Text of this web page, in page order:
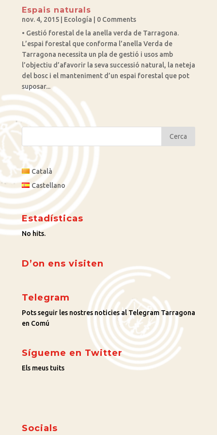
Espais naturals
nov. 4, 2015| Ecología | 0 Comments
• Gestió forestal de la anella verda de Tarragona.
L’espai forestal que conforma l’anella Verda de
Tarragona necessita un pla de gestió i usos amb
l’objectiu d’afavorir la seva successió natural, la neteja
del bosc i el manteniment d’un espai forestal que pot
suposar...
Català
Castellano
Estadísticas
No hits.
D’on ens visiten
Telegram
Pots seguir les nostres noticies al Telegram Tarragona
en Comú
Sígueme en Twitter
Els meus tuits
Socials